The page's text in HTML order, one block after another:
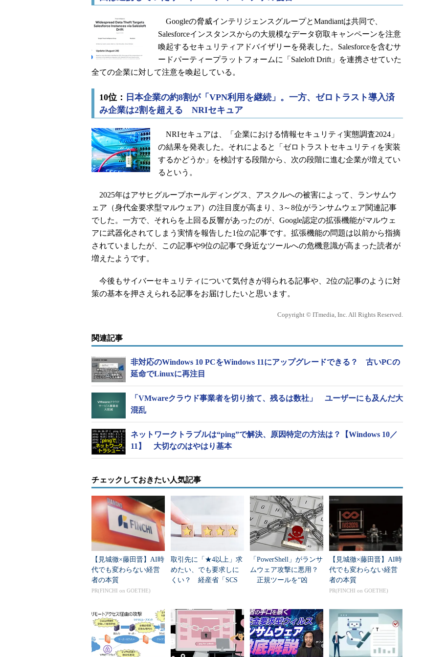
Googleの脅威インテリジェンスグループとMandiantは共同で、
Salesforceインスタンスからの大規模なデータ窃取キャンペーンを注意
喚起するセキュリティアドバイザリーを発表した。Salesforceを含むサ
ードパーティープラットフォームに「Saleloft Drift」を連携させていた
全ての企業に対して注意を喚起している。
10位： 日本企業の約8割が「VPN利用を継続」。一方、ゼロトラスト導入済
み企業は2割を超える NRIセキュア
NRIセキュアは、「企業における情報セキュリティ実態調査2024」
の結果を発表した。それによると「ゼロトラストセキュリティを実装
するかどうか」を検討する段階から、次の段階に進む企業が増えてい
るという。
2025年はアサヒグループホールディングス、アスクルへの被害によって、ランサムウ
ェア（身代金要求型マルウェア）の注目度が高まり、3～8位がランサムウェア関連記事
でした。一方で、それらを上回る反響があったのが、Google認定の拡張機能がマルウェ
アに武器化されてしまう実情を報告した1位の記事です。拡張機能の問題は以前から指摘
されていましたが、この記事や9位の記事で身近なツールへの危機意識が高まった読者が
増えたようです。
今後もサイバーセキュリティについて気付きが得られる記事や、2位の記事のように対
策の基本を押さえられる記事をお届けしたいと思います。
Copyright © ITmedia, Inc. All Rights Reserved.
関連記事
非対応のWindows 10 PCをWindows 11にアップグレードできる？ 古いPCの
延命でLinuxに再注目
「VMwareクラウド事業者を切り捨て、残るは数社」 ユーザーにも及んだ大
混乱
ネットワークトラブルは“ping”で解決、原因特定の方法は？【Windows 10／
11】 大切なのはやはり基本
チェックしておきたい人気記事
【見城徹×藤田晋】AI時
代でも変わらない経営
者の本質
PR(FINCHI on GOETHE)
取引先に「★4以上」求
めたい、でも要求しに
くい？ 経産省「SCS
「PowerShell」がランサ
ムウェア攻撃に悪用？
正規ツールを“凶
【見城徹×藤田晋】AI時
代でも変わらない経営
者の本質
PR(FINCHI on GOETHE)